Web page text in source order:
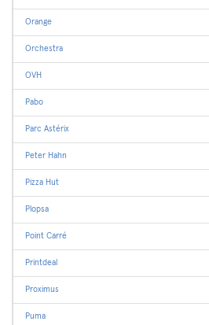
Orange
Orchestra
OVH
Pabo
Parc Astérix
Peter Hahn
Pizza Hut
Plopsa
Point Carré
Printdeal
Proximus
Puma